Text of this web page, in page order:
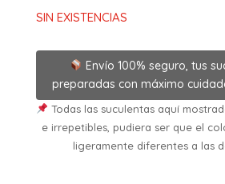
SIN EXISTENCIAS
Envío 100% seguro, tus
preparadas con máximo
Todas las suculentas aquí
e irrepetibles, pudiera ser que el
ligeramente diferentes a las